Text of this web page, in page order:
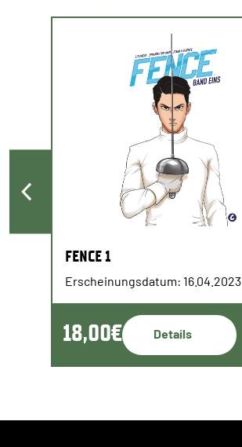
FENCE 1
Erscheinungsdatum: 16.04.2023
18,00€ Details